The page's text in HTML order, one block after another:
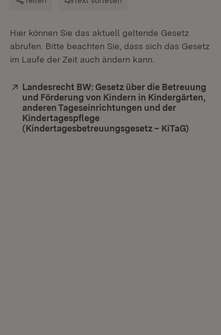
Hier können Sie das aktuell geltende Gesetz
abrufen. Bitte beachten Sie, dass sich das Gesetz
im Laufe der Zeit auch ändern kann.
Extern:
Landesrecht BW: Gesetz über die Betreuung
und Förderung von Kindern in Kindergärten,
anderen Tageseinrichtungen und der
Kindertagespflege
(Kindertagesbetreuungsgesetz – KiTaG)